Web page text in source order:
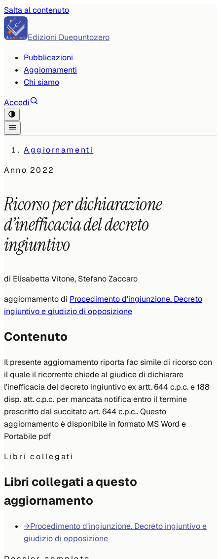
Salta al contenuto
Edizioni Duepuntozero
Pubblicazioni
Aggiornamenti
Chi siamo
Accedi
Aggiornamenti
Anno2022
Ricorso per dichiarazione
d’inefficacia del decreto
ingiuntivo
di Elisabetta Vitone, Stefano Zaccaro
aggiornamento di Procedimento d'ingiunzione. Decreto
ingiuntivo e giudizio di opposizione
Contenuto
Il presente aggiornamento riporta fac simile di ricorso con
il quale il ricorrente chiede al giudice di dichiarare
l’inefficacia del decreto ingiuntivo ex artt. 644 c.p.c. e 188
disp. att. c.p.c. per mancata notifica entro il termine
prescritto dal succitato art. 644 c.p.c.. Questo
aggiornamento è disponibile in formato MS Word e
Portabile pdf
Libri collegati
Libri collegati a questo
aggiornamento
→Procedimento d'ingiunzione. Decreto ingiuntivo e
giudizio di opposizione